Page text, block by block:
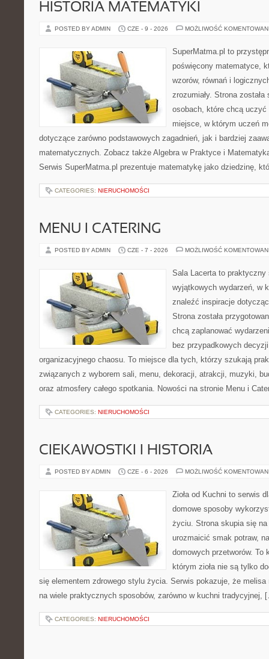
HISTORIA MATEMATYKI
POSTED BY ADMIN CZE - 9 - 2026 MOŻLIWOŚĆ
SuperMatma.pl to
poświęcony matematyce,
wzorów, równań i
zrozumiały. Strona
osobach, które chcą
miejsce, w którym uczeń
dotyczące zarówno podstawowych zagadnień, jak i bardziej
matematycznych. Zobacz także Algebra w Praktyce i
Serwis SuperMatma.pl prezentuje matematykę jako dziedzinę,
CATEGORIES: NIERUCHOMOŚCI
MENU I CATERING
POSTED BY ADMIN CZE - 7 - 2026 MOŻLIWOŚĆ
Sala Lacerta to praktyczny
wyjątkowych wydarzeń, w
znaleźć inspiracje
Strona została
chcą zaplanować
bez przypadkowych
organizacyjnego chaosu. To miejsce dla tych, którzy szukają
związanych z wyborem sali, menu, dekoracji, atrakcji, muzyki,
oraz atmosfery całego spotkania. Nowości na stronie Menu i
CATEGORIES: NIERUCHOMOŚCI
CIEKAWOSTKI I HISTORIA
POSTED BY ADMIN CZE - 6 - 2026 MOŻLIWOŚĆ
Zioła od Kuchni to serwis
domowe sposoby
życiu. Strona skupia się
urozmaicić smak potraw,
domowych przetworów. To
którym zioła nie są tylko
się elementem zdrowego stylu życia. Serwis pokazuje, że
na wiele praktycznych sposobów, zarówno w kuchni tradycyjnej,
CATEGORIES: NIERUCHOMOŚCI